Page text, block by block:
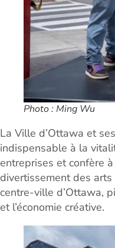
Photo : Ming Wu
La Ville d’Ottawa et
indispensable à la
entreprises et confère
divertissement des arts
centre-ville d’Ottawa,
et l’économie créative.